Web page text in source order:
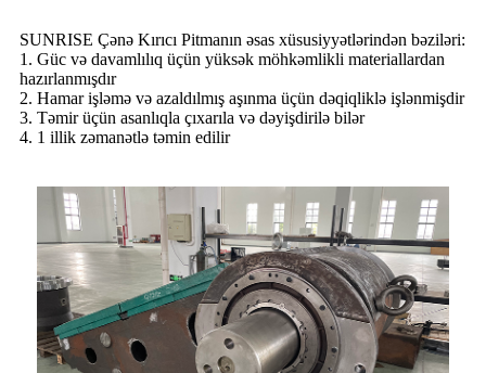
SUNRISE Çənə Kırıcı Pitmanın əsas xüsusiyyətlərindən bəziləri:
1. Güc və davamlılıq üçün yüksək möhkəmlikli materiallardan
hazırlanmışdır
2. Hamar işləmə və azaldılmış aşınma üçün dəqiqliklə işlənmişdir
3. Təmir üçün asanlıqla çıxarıla və dəyişdirilə bilər
4. 1 illik zəmanətlə təmin edilir